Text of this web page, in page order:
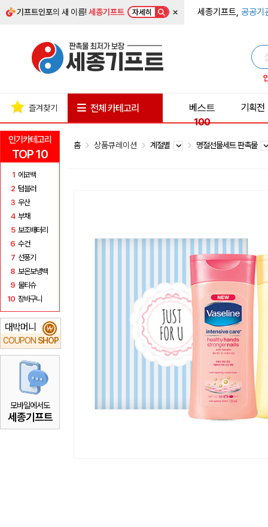
기프트인포의 새 이름!세종기프트 자세히 × 세종기프트, 공공기
인기카테고리
TOP 10
1 에코백
2 텀블러
3 우산
4 부채
5 보조배터리
6 수건
7 선풍기
8 보온보냉백
9 물티슈
10 장바구니
대박머니
COUPON SHOP
₩
모바일에서도
세종기프트
즐겨찾기 전체 카테고리
베스트
100
기획전
홈 상품큐레이션 계절별 명절선물세트 판촉물